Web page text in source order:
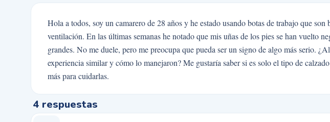
Hola a todos, soy un camarero de 28 años y he estado usando botas de trabajo que son
ventilación. En las últimas semanas he notado que mis uñas de los pies se han vuelto
grandes. No me duele, pero me preocupa que pueda ser un signo de algo más serio.
experiencia similar y cómo lo manejaron? Me gustaría saber si es solo el tipo de
más para cuidarlas.
4 respuestas